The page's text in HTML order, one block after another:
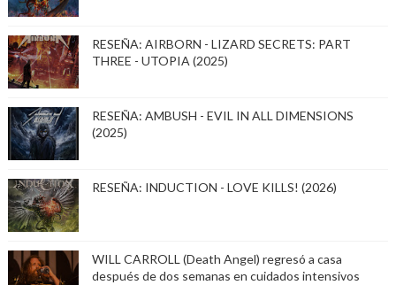
RESEÑA: AIRBORN - LIZARD SECRETS: PART
THREE - UTOPIA (2025)
RESEÑA: AMBUSH - EVIL IN ALL DIMENSIONS
(2025)
RESEÑA: INDUCTION - LOVE KILLS! (2026)
WILL CARROLL (Death Angel) regresó a casa
después de dos semanas en cuidados intensivos